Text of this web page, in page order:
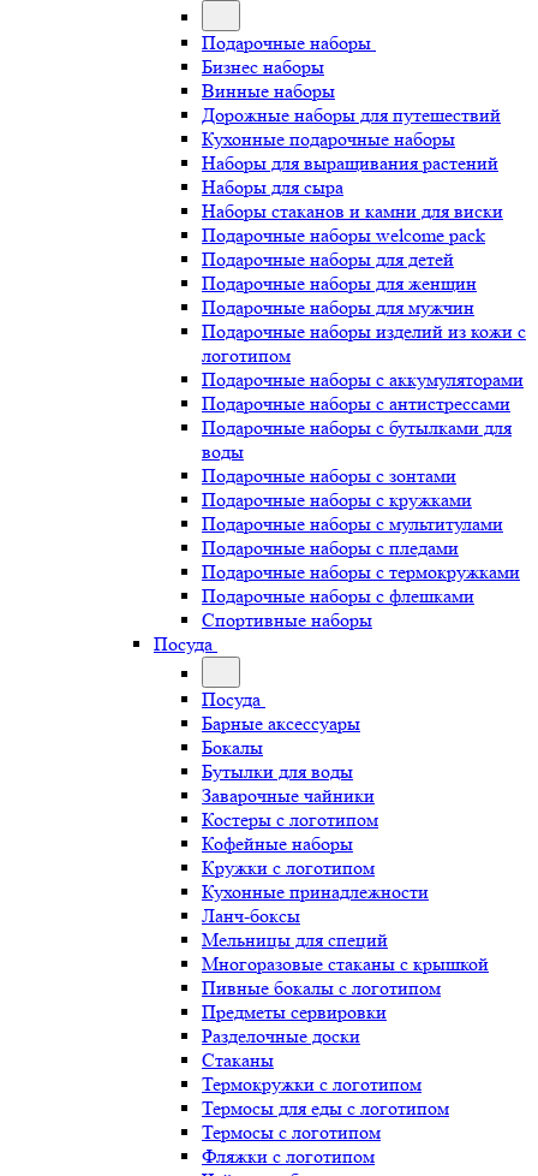
Подарочные наборы
Бизнес наборы
Винные наборы
Дорожные наборы для путешествий
Кухонные подарочные наборы
Наборы для выращивания растений
Наборы для сыра
Наборы стаканов и камни для виски
Подарочные наборы welcome pack
Подарочные наборы для детей
Подарочные наборы для женщин
Подарочные наборы для мужчин
Подарочные наборы изделий из кожи с
логотипом
Подарочные наборы с аккумуляторами
Подарочные наборы с антистрессами
Подарочные наборы с бутылками для
воды
Подарочные наборы с зонтами
Подарочные наборы с кружками
Подарочные наборы с мультитулами
Подарочные наборы с пледами
Подарочные наборы с термокружками
Подарочные наборы с флешками
Спортивные наборы
Посуда
Посуда
Барные аксессуары
Бокалы
Бутылки для воды
Заварочные чайники
Костеры с логотипом
Кофейные наборы
Кружки с логотипом
Кухонные принадлежности
Ланч-боксы
Мельницы для специй
Многоразовые стаканы с крышкой
Пивные бокалы с логотипом
Предметы сервировки
Разделочные доски
Стаканы
Термокружки с логотипом
Термосы для еды с логотипом
Термосы с логотипом
Фляжки с логотипом